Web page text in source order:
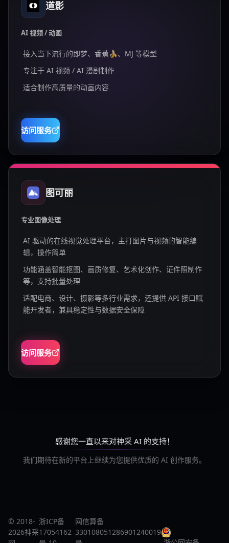
道影
AI 视频 / 动画
接入当下流行的即梦、香蕉🍌、MJ 等模型
专注于 AI 视频 / AI 漫剧制作
适合制作高质量的动画内容
访问服务
图可丽
专业图像处理
AI 驱动的在线视觉处理平台，主打图片与视频的智能编
辑，操作简单
功能涵盖智能抠图、画质修复、艺术化创作、证件照制作
等，支持批量处理
适配电商、设计、摄影等多行业需求，还提供 API 接口赋
能开发者，兼具稳定性与数据安全保障
访问服务
感谢您一直以来对神采 AI 的支持！
我们期待在新的平台上继续为您提供优质的 AI 创作服务。
© 2018-
2026神采
浙ICP备
17054162
网信算备
330108051286901240019